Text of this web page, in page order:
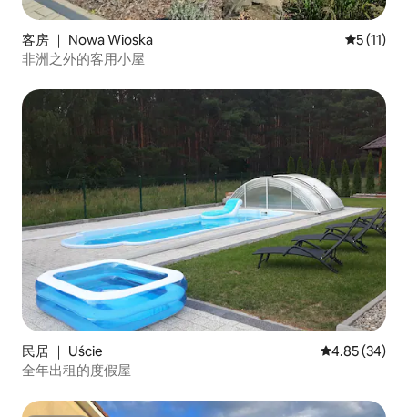
客房 ｜ Nowa Wioska 平均评分
5 (11)
非洲之外的客用小屋
民居 ｜ Uście 平均评分
4.85 (34)
全年出租的度假屋